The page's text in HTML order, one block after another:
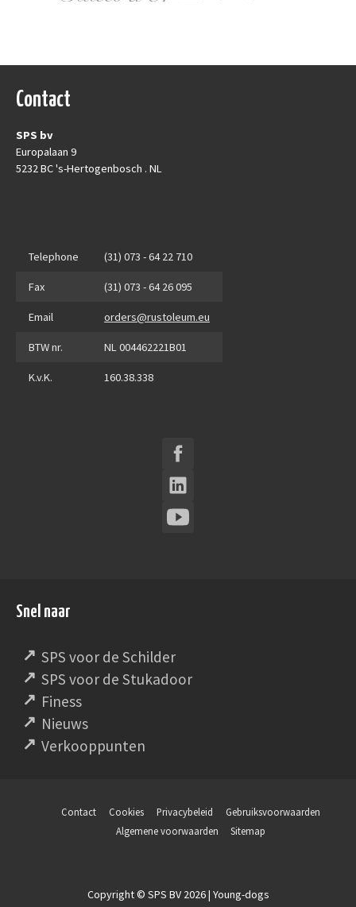
Contact
SPS bv
Europalaan 9
5232 BC 's-Hertogenbosch . NL
Telephone (31) 073 - 64 22 710
Fax (31) 073 - 64 26 095
Email orders@rustoleum.eu
BTW nr. NL 004462221B01
K.v.K. 160.38.338
Snel naar
SPS voor de Schilder
SPS voor de Stukadoor
Finess
Nieuws
Verkooppunten
Contact Cookies Privacybeleid
Gebruiksvoorwaarden
Algemene voorwaarden
Sitemap
Copyright © SPS BV 2026 | Young-dogs